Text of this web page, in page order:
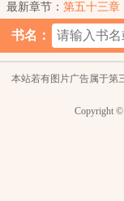
最新章节： 第五十三章
书名：
本站若有图片广告属于第
Copyright